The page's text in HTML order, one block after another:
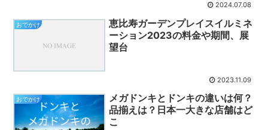
2024.07.08
おでかけ
恵比寿ガーデンプレイスイルミネ
ーション2023の料金や期間、展
望台
2023.11.09
おでかけ
メガドンキとドンキの違いは何？
品揃えは？日本一大きな店舗はど
こ